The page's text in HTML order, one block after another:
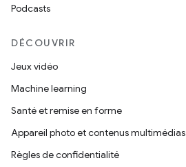
Podcasts
DÉCOUVRIR
Jeux vidéo
Machine learning
Santé et remise en forme
Appareil photo et contenus multimédias
Règles de confidentialité